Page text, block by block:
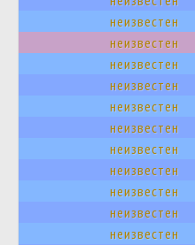
неизвестен
неизвестен
неизвестен
неизвестен
неизвестен
неизвестен
неизвестен
неизвестен
неизвестен
неизвестен
неизвестен